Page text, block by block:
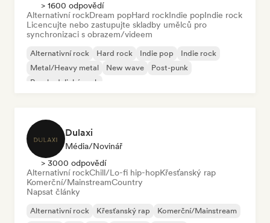
> 1600 odpovědí
Alternativní rockDream popHard rockIndie popIndie rock
Licencujte nebo zastupujte skladby umělců pro
synchronizaci s obrazem/videem
Alternativní rock Hard rock Indie pop
Indie rock
Metal/Heavy metal
New wave
Post-punk
Psychedelický rock
Dulaxi
Média/novinář
> 3000 odpovědí
Alternativní rockChill/Lo-fi hip-hopKřesťanský rap
Komerční/MainstreamCountry
Napsat články
Alternativní rock Křesťanský rap
Komerční/Mainstream